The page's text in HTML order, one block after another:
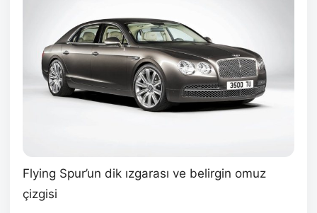
Flying Spur’un dik ızgarası ve belirgin omuz
çizgisi